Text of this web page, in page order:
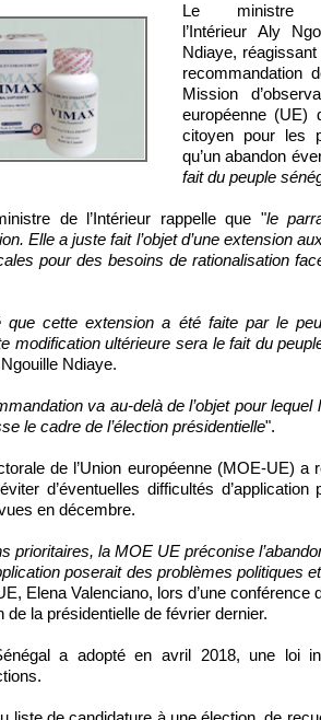
Le ministre
l’Intérieur Aly
Ndiaye,
recommandation
Mission
européenne (UE)
citoyen pour les
qu’un abandon
fait du peuple
de l’Intérieur rappelle que "le
Elle a juste fait l’objet d’une extension
pour des besoins de rationalisation
que cette extension a été faite par le
modification ultérieure sera le fait du
Ndiaye.
va au-delà de l’objet pour lequel
le cadre de l’élection présidentielle".
de l’Union européenne (MOE-UE) a
d’éventuelles difficultés d’application
en décembre.
prioritaires, la MOE UE préconise
poserait des problèmes politiques
Elena Valenciano, lors d’une conférence
de la présidentielle de février dernier.
a adopté en avril 2018, une loi